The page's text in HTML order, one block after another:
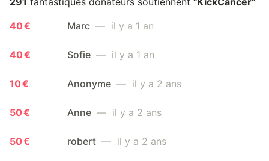
40 €
Marc — il y a 1 an
40 € Sofie — il y a 1 an
10 € Anonyme — il y a 2 ans
50 € Anne — il y a 2 ans
50 € robert — il y a 2 ans